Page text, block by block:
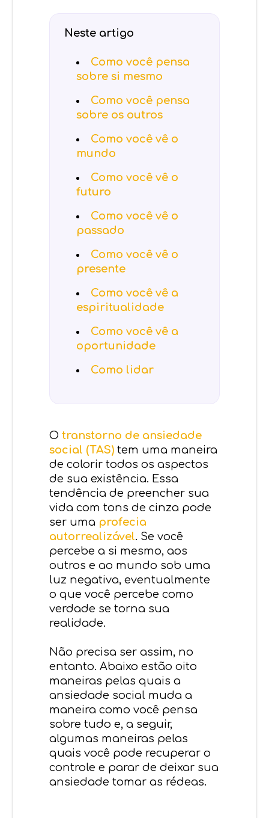
Neste artigo
Como você pensa
sobre si mesmo
Como você pensa
sobre os outros
Como você vê o
mundo
Como você vê o
futuro
Como você vê o
passado
Como você vê o
presente
Como você vê a
espiritualidade
Como você vê a
oportunidade
Como lidar
Otranstorno de ansiedade
social (TAS) tem uma maneira
de colorir todos os aspectos
de sua existência. Essa
tendência de preencher sua
vida com tons de cinza pode
ser uma profecia
autorrealizável. Se você
percebe a si mesmo, aos
outros e ao mundo sob uma
luz negativa, eventualmente
o que você percebe como
verdade se torna sua
realidade.
Não precisa ser assim, no
entanto. Abaixo estão oito
maneiras pelas quais a
ansiedade social muda a
maneira como você pensa
sobre tudo e, a seguir,
algumas maneiras pelas
quais você pode recuperar o
controle e parar de deixar sua
ansiedade tomar as rédeas.